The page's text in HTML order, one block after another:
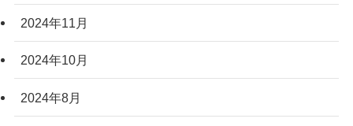
2024年11月
2024年10月
2024年8月